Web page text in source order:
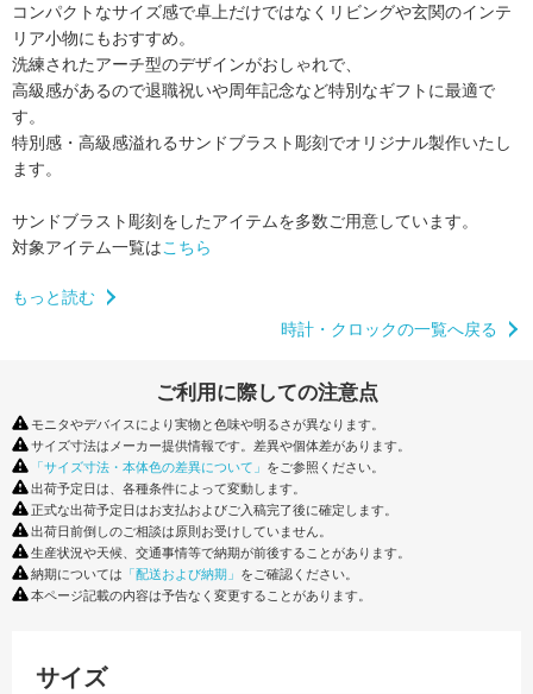
コンパクトなサイズ感で卓上だけではなくリビングや玄関のインテ
リア小物にもおすすめ。
洗練されたアーチ型のデザインがおしゃれで、
高級感があるので退職祝いや周年記念など特別なギフトに最適で
す。
特別感・高級感溢れるサンドブラスト彫刻でオリジナル製作いたし
ます。
サンドブラスト彫刻をしたアイテムを多数ご用意しています。
対象アイテム一覧はこちら
もっと読む
時計・クロックの一覧へ戻る
ご利用に際しての注意点
モニタやデバイスにより実物と色味や明るさが異なります。
サイズ寸法はメーカー提供情報です。差異や個体差があります。
「サイズ寸法・本体色の差異について」 をご参照ください。
出荷予定日は、各種条件によって変動します。
正式な出荷予定日はお支払およびご入稿完了後に確定します。
出荷日前倒しのご相談は原則お受けしていません。
生産状況や天候、交通事情等で納期が前後することがあります。
納期については 「配送および納期」 をご確認ください。
本ページ記載の内容は予告なく変更することがあります。
サイズ